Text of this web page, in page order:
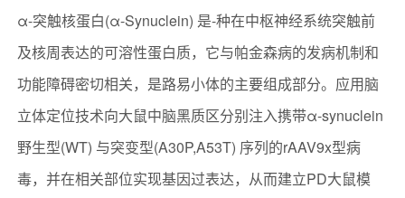
α-突触核蛋白(α-Synuclein) 是-种在中枢神经系统突触前
及核周表达的可溶性蛋白质，它与帕金森病的发病机制和
功能障碍密切相关，是路易小体的主要组成部分。应用脑
立体定位技术向大鼠中脑黑质区分别注入携带α-synuclein
野生型(WT) 与突变型(A30P,A53T) 序列的rAAV9x型病
毒，并在相关部位实现基因过表达，从而建立PD大鼠模